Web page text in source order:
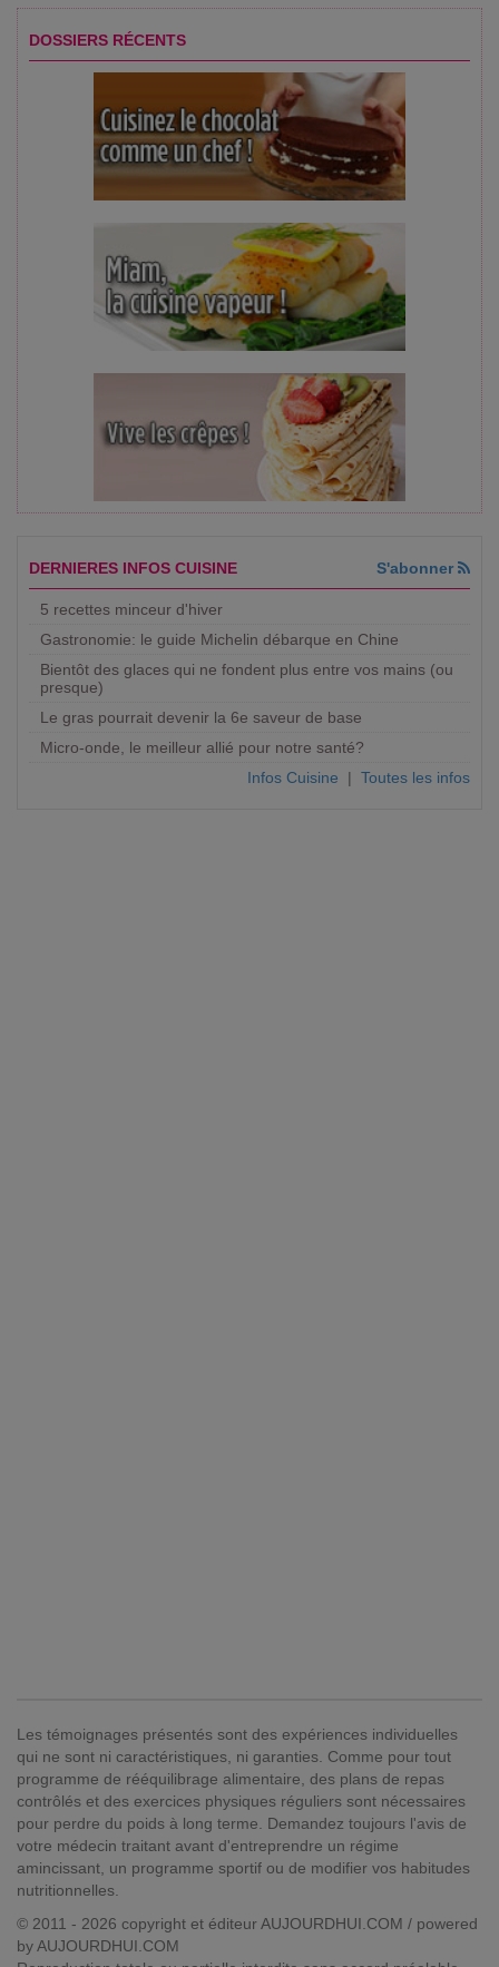
DOSSIERS RÉCENTS
DERNIERES INFOS CUISINE S'abonner
5 recettes minceur d'hiver
Gastronomie: le guide Michelin débarque en Chine
Bientôt des glaces qui ne fondent plus entre vos mains (ou
presque)
Le gras pourrait devenir la 6e saveur de base
Micro-onde, le meilleur allié pour notre santé?
Infos Cuisine | Toutes les infos
Les témoignages présentés sont des expériences individuelles
qui ne sont ni caractéristiques, ni garanties. Comme pour tout
programme de rééquilibrage alimentaire, des plans de repas
contrôlés et des exercices physiques réguliers sont nécessaires
pour perdre du poids à long terme. Demandez toujours l'avis de
votre médecin traitant avant d'entreprendre un régime
amincissant, un programme sportif ou de modifier vos habitudes
nutritionnelles.
© 2011 - 2026 copyright et éditeur AUJOURDHUI.COM / powered
by AUJOURDHUI.COM